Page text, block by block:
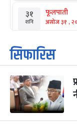
३१
शनि
फूलपाती
असोज ३१ ,
१
आइत
कार्तिक
कार्तिक १, २०८३
३
मंगल
महानवमी
कार्तिक ३,
४
सिफारिस